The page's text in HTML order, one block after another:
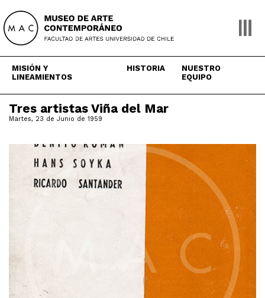
content
MISIÓN Y
LINEAMIENTOS
HISTORIA
NUESTRO
EQUIPO
Tres artistas Viña del Mar
Martes, 23 de Junio de 1959